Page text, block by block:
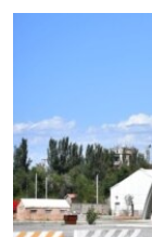
ЫҢГАЙСЫЗ
Русский
ЭЕ/АРнун